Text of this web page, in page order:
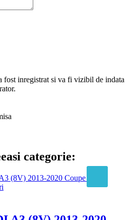
fost inregistrat si va fi vizibil de indata
categorie: